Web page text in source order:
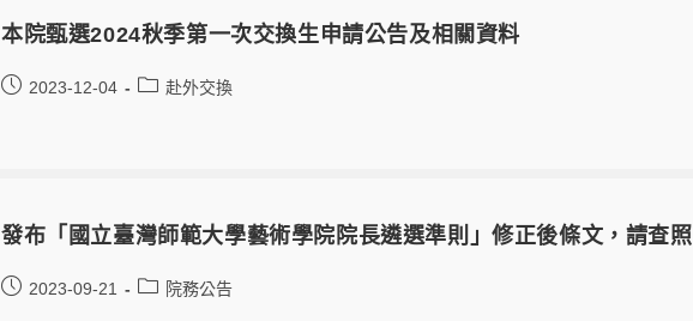
本院甄選2024秋季第一次交換生申請公告及相關資料
2023-12-04 赴外交換
發布「國立臺灣師範大學藝術學院院長遴選準則」修正後條文，請查照
2023-09-21 院務公告